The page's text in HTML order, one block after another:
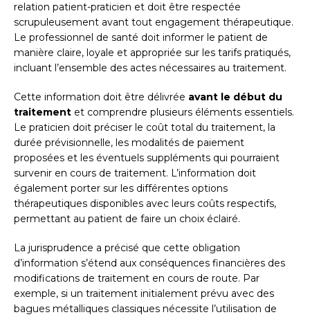
relation patient-praticien et doit être respectée
scrupuleusement avant tout engagement thérapeutique.
Le professionnel de santé doit informer le patient de
manière claire, loyale et appropriée sur les tarifs pratiqués,
incluant l’ensemble des actes nécessaires au traitement.
Cette information doit être délivrée avant le début du
traitement et comprendre plusieurs éléments essentiels.
Le praticien doit préciser le coût total du traitement, la
durée prévisionnelle, les modalités de paiement
proposées et les éventuels suppléments qui pourraient
survenir en cours de traitement. L’information doit
également porter sur les différentes options
thérapeutiques disponibles avec leurs coûts respectifs,
permettant au patient de faire un choix éclairé.
La jurisprudence a précisé que cette obligation
d’information s’étend aux conséquences financières des
modifications de traitement en cours de route. Par
exemple, si un traitement initialement prévu avec des
bagues métalliques classiques nécessite l’utilisation de